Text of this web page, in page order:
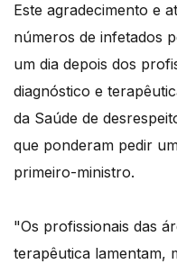
Este agradecimento e
números de infetados
um dia depois dos
diagnóstico e
da Saúde de
que ponderam pedir
primeiro-ministro.
"Os profissionais das
terapêutica lamentam,